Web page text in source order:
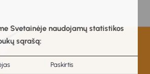
Svetainėje naudojamų statistikos
sąrašą:
Paskirtis